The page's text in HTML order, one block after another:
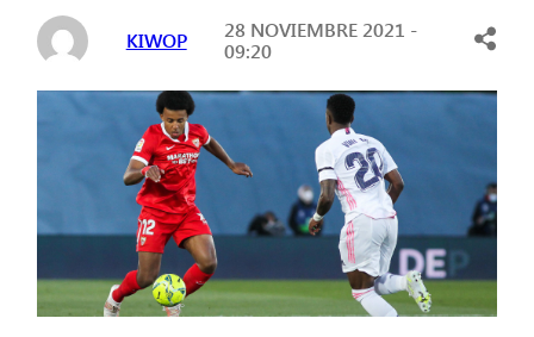
KIWOP
28 NOVIEMBRE 2021 -
09:20